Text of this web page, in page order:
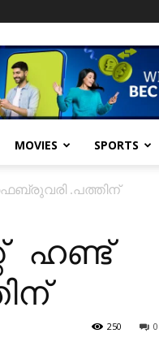
MOVIES SPORTS
.പത്തിന്
ഹണ്ട്
0
250